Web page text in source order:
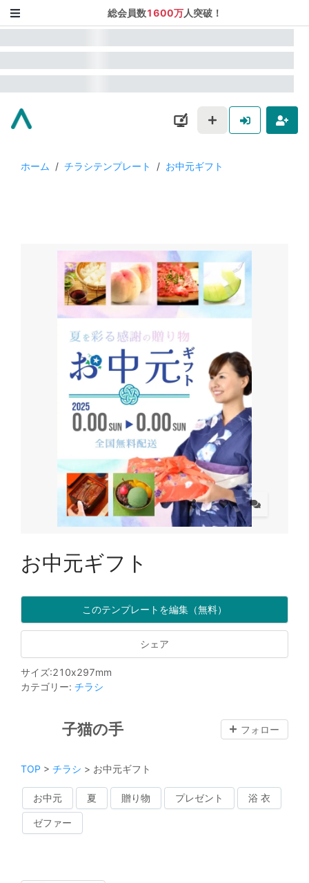
総会員数1600万人突破！
ホーム / チラシテンプレート / お中元ギフト
お中元ギフト
このテンプレートを編集（無料）
シェア
サイズ:210x297mm
カテゴリー: チラシ
子猫の手 フォロー
TOP > チラシ > お中元ギフト
お中元 夏 贈り物 プレゼント 浴 衣
ゼファー